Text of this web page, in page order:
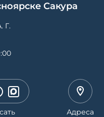
Сакура
Г.
Адреса